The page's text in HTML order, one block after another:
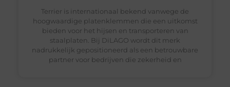
Terrier is internationaal bekend vanwege de
hoogwaardige platenklemmen die een uitkomst
bieden voor het hijsen en transporteren van
staalplaten. Bij DiLAGO wordt dit merk
nadrukkelijk gepositioneerd als een betrouwbare
partner voor bedrijven die zekerheid en